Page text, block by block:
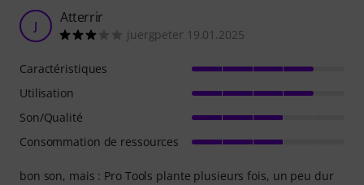
J Atterrir
juergpeter 19.01.2025
bon son, mais : Pro Tools plante plusieurs fois, un peu dur
Caractéristiques
Utilisation
Son/Qualité
Consommation de ressources